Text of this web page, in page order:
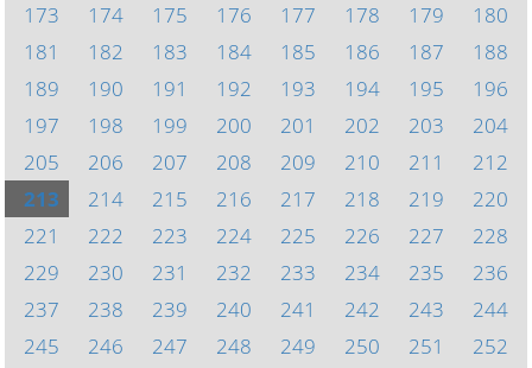
173
174 175 176 177 178 179
180
181
182 183 184 185 186 187
188
189
190 191 192 193 194 195
196
197
198 199 200 201 202 203
204
205
206 207 208 209 210 211
212
213
214 215 216 217 218 219
220
221
222 223 224 225 226 227
228
229
230 231 232 233 234 235
236
237
238 239 240 241 242 243
244
245
246 247 248 249 250 251
252